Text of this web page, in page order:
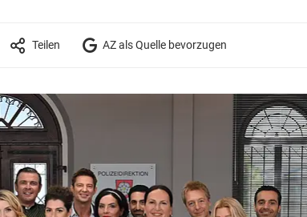
Teilen AZ als Quelle bevorzugen